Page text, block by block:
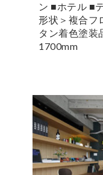
ン ■ホテル ■
形状＞複合フ
タン着色塗装
1700mm